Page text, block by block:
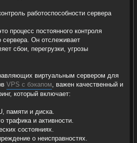
работоспособности сервера
процесс постоянного контроля
сервера. Он отслеживает
сбои, перегрузки, угрозы
виртуальным сервером для
VPS с бэкапом, важен качественный и
который включает:
памяти и диска.
трафика и активности.
состояниях.
о неисправностях.